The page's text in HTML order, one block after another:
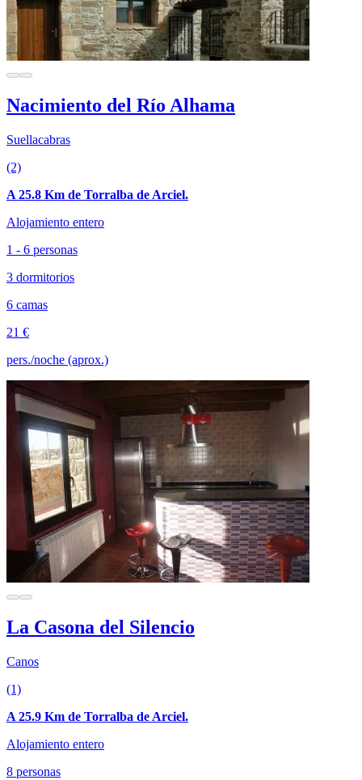
Nacimiento del Río Alhama
Suellacabras
(2)
A 25.8 Km de Torralba de Arciel.
Alojamiento entero
1 - 6 personas
3 dormitorios
6 camas
21 €
pers./noche (aprox.)
La Casona del Silencio
Canos
(1)
A 25.9 Km de Torralba de Arciel.
Alojamiento entero
8 personas